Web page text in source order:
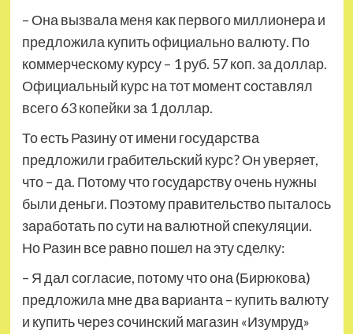
– Она вызвала меня как первого миллионера и
предложила купить официально валюту. По
коммерческому курсу – 1 руб. 57 коп. за доллар.
Официальный курс на тот момент составлял
всего 63 копейки за 1 доллар.
То есть Разину от имени государства
предложили грабительский курс? Он уверяет,
что – да. Потому что государству очень нужны
были деньги. Поэтому правительство пыталось
заработать по сути на валютной спекуляции.
Но Разин все равно пошел на эту сделку:
– Я дал согласие, потому что она (Бирюкова)
предложила мне два варианта – купить валюту
и купить через сочинский магазин «Изумруд»